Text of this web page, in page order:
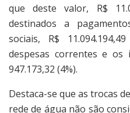
que deste valor, R$
destinados a
sociais, R$
despesas correntes e os
947.173,32 (4%).
Destaca-se que as trocas
rede de água não são